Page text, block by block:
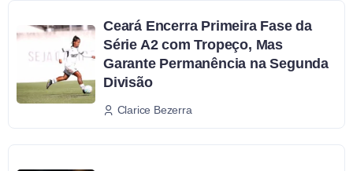
Ceará Encerra Primeira Fase da
Série A2 com Tropeço, Mas
Garante Permanência na Segunda
Divisão
Clarice Bezerra